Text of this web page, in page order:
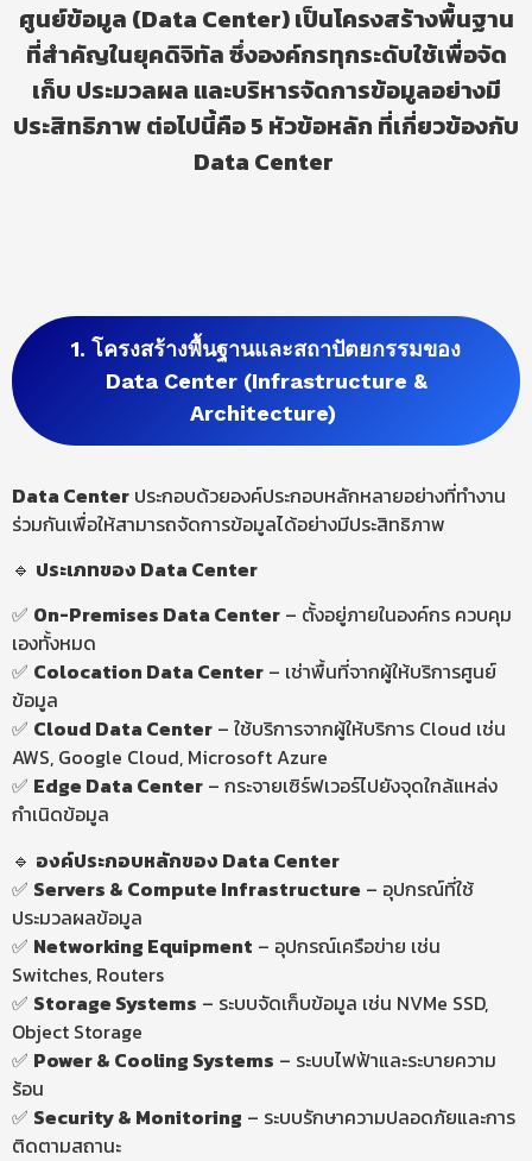
ศูนย์ข้อมูล (Data Center) เป็นโครงสร้างพื้นฐาน
ที่สำคัญในยุคดิจิทัล ซึ่งองค์กรทุกระดับใช้เพื่อจัด
เก็บ ประมวลผล และบริหารจัดการข้อมูลอย่างมี
ประสิทธิภาพ ต่อไปนี้คือ 5 หัวข้อหลัก ที่เกี่ยวข้องกับ
Data Center
1. โครงสร้างพื้นฐานและสถาปัตยกรรมของ
Data Center (Infrastructure &
Architecture)
Data Center ประกอบด้วยองค์ประกอบหลักหลายอย่างที่ทำงาน
ร่วมกันเพื่อให้สามารถจัดการข้อมูลได้อย่างมีประสิทธิภาพ
🔹 ประเภทของ Data Center
✅ On-Premises Data Center – ตั้งอยู่ภายในองค์กร ควบคุม
เองทั้งหมด
✅ Colocation Data Center – เช่าพื้นที่จากผู้ให้บริการศูนย์
ข้อมูล
✅ Cloud Data Center – ใช้บริการจากผู้ให้บริการ Cloud เช่น
AWS, Google Cloud, Microsoft Azure
✅ Edge Data Center – กระจายเซิร์ฟเวอร์ไปยังจุดใกล้แหล่ง
กำเนิดข้อมูล
🔹 องค์ประกอบหลักของ Data Center
✅ Servers & Compute Infrastructure – อุปกรณ์ที่ใช้
ประมวลผลข้อมูล
✅ Networking Equipment – อุปกรณ์เครือข่าย เช่น
Switches, Routers
✅ Storage Systems – ระบบจัดเก็บข้อมูล เช่น NVMe SSD,
Object Storage
✅ Power & Cooling Systems – ระบบไฟฟ้าและระบายความ
ร้อน
✅ Security& Monitoring – ระบบรักษาความปลอดภัยและการ
ติดตามสถานะ